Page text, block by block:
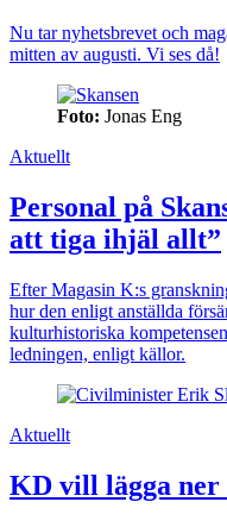
Nu tar nyhetsbrevet och
mitten av augusti. Vi ses då!
Foto: Jonas Eng
Aktuellt
Personal på
att tiga ihjäl allt”
Efter Magasin K:s
hur den enligt anställda
kulturhistoriska
ledningen, enligt källor.
Aktuellt
KD vill lägga